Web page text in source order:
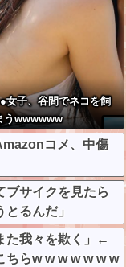
女子、谷間でネコを飼
うwwwwww
コメ、中傷
ブサイクを見たら
るんだ」
た我々を欺く」←
ちらw w w w w w w